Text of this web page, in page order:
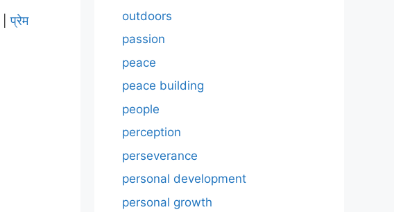
|प्रेम
outdoors
passion
peace
peace building
people
perception
perseverance
personal development
personal growth